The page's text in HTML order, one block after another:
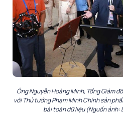
Ông Nguyễn Hoàng Minh, Tổng Giám
với Thủ tướng Phạm Minh Chính sản
bài toán dữ liệu (Nguồn ảnh: